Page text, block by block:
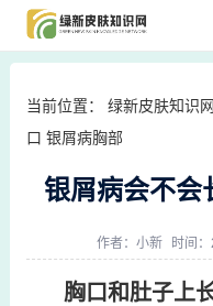
当前位置： 绿新皮肤知识网
口 银屑病胸部
银屑病会不会
作者： 小新 时间
胸口和肚子上